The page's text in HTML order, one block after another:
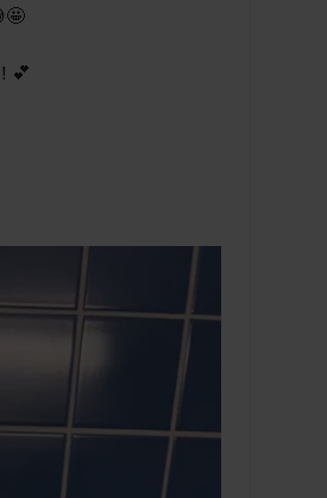
💕